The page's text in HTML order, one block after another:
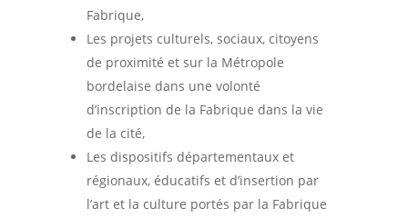
Fabrique,
Les projets culturels, sociaux, citoyens
de proximité et sur la Métropole
bordelaise dans une volonté
d’inscription de la Fabrique dans la vie
de la cité,
Les dispositifs départementaux et
régionaux, éducatifs et d’insertion par
l’art et la culture portés par la Fabrique